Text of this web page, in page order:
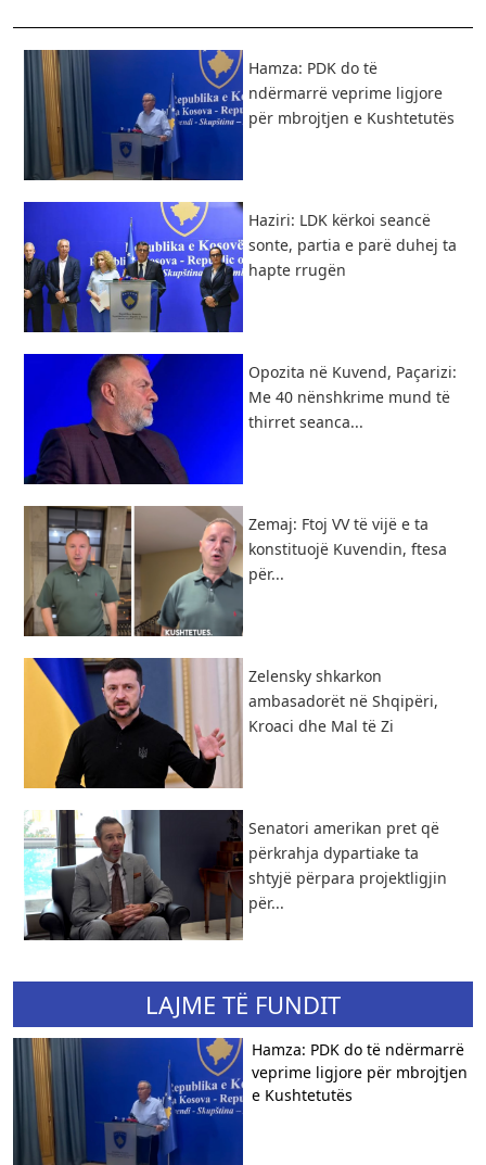
Hamza: PDK do të
ndërmarrë veprime ligjore
për mbrojtjen e Kushtetutës
Haziri: LDK kërkoi seancë
sonte, partia e parë duhej ta
hapte rrugën
Opozita në Kuvend, Paçarizi:
Me 40 nënshkrime mund të
thirret seanca...
Zemaj: Ftoj VV të vijë e ta
konstituojë Kuvendin, ftesa
për...
Zelensky shkarkon
ambasadorët në Shqipëri,
Kroaci dhe Mal të Zi
Senatori amerikan pret që
përkrahja dypartiake ta
shtyjë përpara projektligjin
për...
LAJME TË FUNDIT
Hamza: PDK do të ndërmarrë
veprime ligjore për mbrojtjen
e Kushtetutës